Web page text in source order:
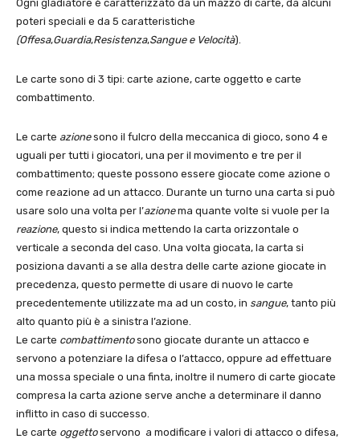
Ogni gladiatore è caratterizzato da un mazzo di carte, da alcuni
poteri speciali e da 5 caratteristiche
(Offesa,Guardia,Resistenza,Sangue e Velocità).
Le carte sono di 3 tipi: carte azione, carte oggetto e carte
combattimento.
Le carte azionesono il fulcro della meccanica di gioco, sono 4 e
uguali per tutti i giocatori, una per il movimento e tre per il
combattimento; queste possono essere giocate come azione o
come reazione ad un attacco. Durante un turno una carta si può
usare solo una volta per l’azionema quante volte si vuole per la
reazione, questo si indica mettendo la carta orizzontale o
verticale a seconda del caso. Una volta giocata, la carta si
posiziona davanti a se alla destra delle carte azione giocate in
precedenza, questo permette di usare di nuovo le carte
precedentemente utilizzate ma ad un costo, in sangue, tanto più
alto quanto più è a sinistra l’azione.
Le carte combattimentosono giocate durante un attacco e
servono a potenziare la difesa o l’attacco, oppure ad effettuare
una mossa speciale o una finta, inoltre il numero di carte giocate
compresa la carta azione serve anche a determinare il danno
inflitto in caso di successo.
Le carte oggettoservono a modificare i valori di attacco o difesa,